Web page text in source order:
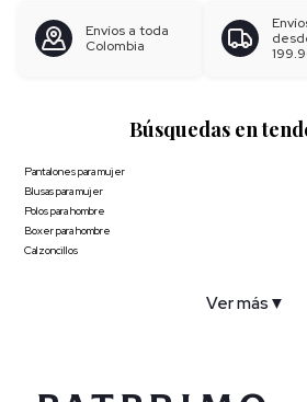
Envíos a toda
Colombia
Búsquedas en
Pantalones para mujer
Blusas para mujer
Polos para hombre
Boxer para hombre
Calzoncillos
Ver más ▼